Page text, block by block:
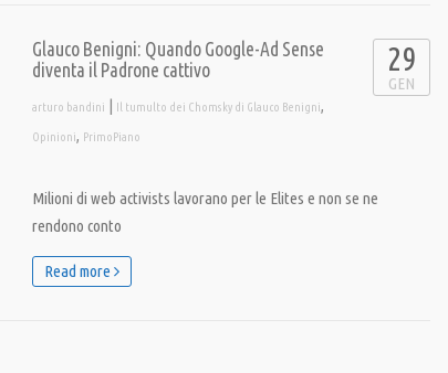
Glauco Benigni: Quando Google-Ad Sense
diventa il Padrone cattivo
arturo bandini | Il tumulto dei Chomsky di Glauco Benigni,
Opinioni, PrimoPiano
29
GEN
Milioni di web activists lavorano per le Elites e non se ne
rendono conto
Read more